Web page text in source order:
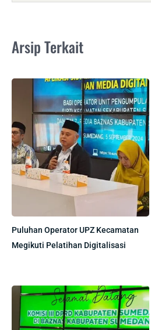
Arsip Terkait
Puluhan Operator UPZ Kecamatan
Megikuti Pelatihan Digitalisasi